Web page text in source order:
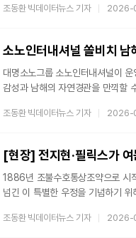
인피니티풀, 실내수영장&사우나,
뷔페 및 각종 시설 이용권은 3인
조동환 빅데이터뉴스 기자 2026-
소노인터내셔널 쏠비치
대명소노그룹 소노인터내셔널이
감성과 남해의 자연경관을 만끽할
호캉스를 즐길 수 있도록 기획됐
패키지에 포함된 ‘아이스비치’는
조동환 빅데이터뉴스 기자 2026-
[현장] 전지현·필릭스가
1886년 조불수호통상조약으로 시
넘긴 이 특별한 우정을 기념하기
5일 개최했다. 이날 행사에서는 올
조동환 빅데이터뉴스 기자 2026-